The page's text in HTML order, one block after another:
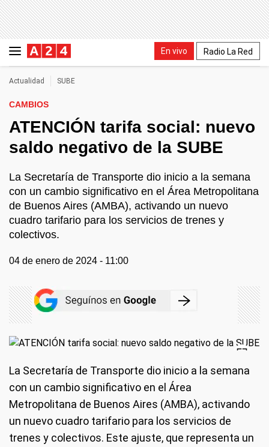
En vivo Radio La Red
Actualidad SUBE
CAMBIOS
ATENCIÓN tarifa social: nuevo
saldo negativo de la SUBE
La Secretaría de Transporte dio inicio a la semana
con un cambio significativo en el Área Metropolitana
de Buenos Aires (AMBA), activando un nuevo
cuadro tarifario para los servicios de trenes y
colectivos.
04 de enero de 2024 - 11:00
La Secretaría de Transporte dio inicio a la semana
con un cambio significativo en el Área
Metropolitana de Buenos Aires (AMBA), activando
un nuevo cuadro tarifario para los servicios de
trenes y colectivos. Este ajuste, que representa un